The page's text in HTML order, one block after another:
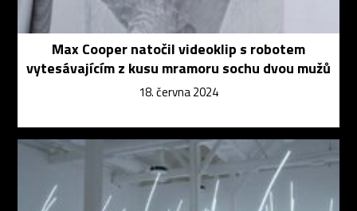
Max Cooper natočil videoklip s robotem
vytesávajícím z kusu mramoru sochu dvou mužů
18. června 2024